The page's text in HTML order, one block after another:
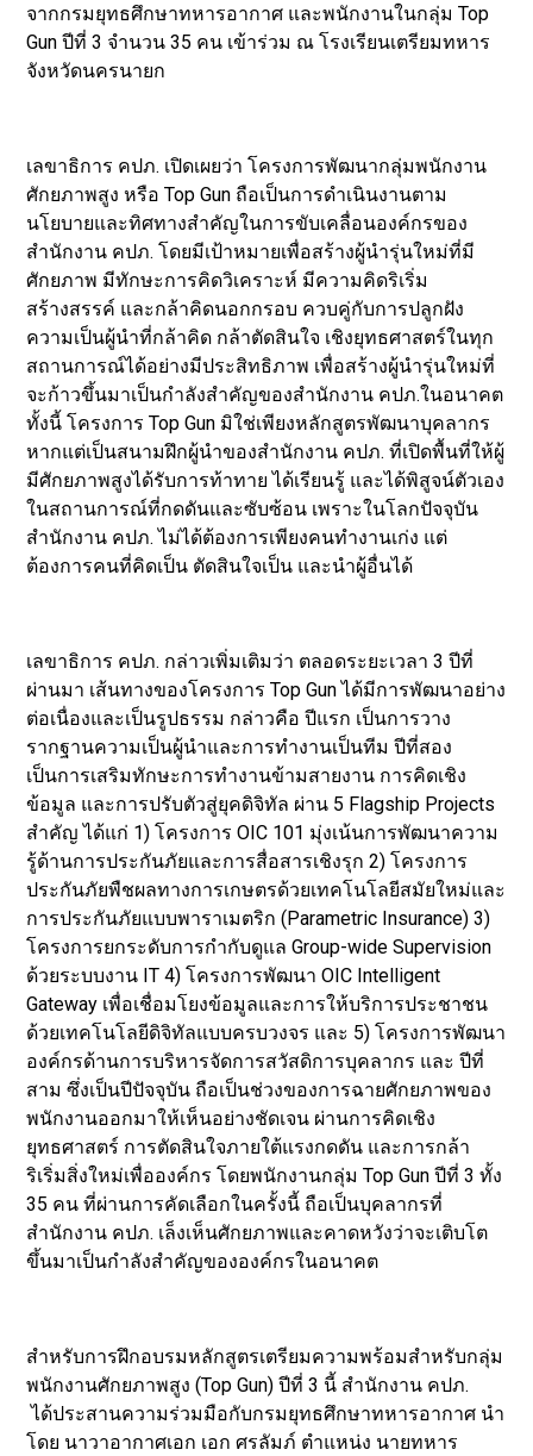
จากกรมยุทธศึกษาทหารอากาศ และพนักงานในกลุ่ม Top
Gun ปีที่ 3 จำนวน 35 คน เข้าร่วม ณ โรงเรียนเตรียมทหาร
จังหวัดนครนายก
เลขาธิการ คปภ. เปิดเผยว่า โครงการพัฒนากลุ่มพนักงาน
ศักยภาพสูง หรือ Top Gun ถือเป็นการดำเนินงานตาม
นโยบายและทิศทางสำคัญในการขับเคลื่อนองค์กรของ
สำนักงาน คปภ. โดยมีเป้าหมายเพื่อสร้างผู้นำรุ่นใหม่ที่มี
ศักยภาพ มีทักษะการคิดวิเคราะห์ มีความคิดริเริ่ม
สร้างสรรค์ และกล้าคิดนอกกรอบ ควบคู่กับการปลูกฝัง
ความเป็นผู้นำที่กล้าคิด กล้าตัดสินใจ เชิงยุทธศาสตร์ในทุก
สถานการณ์ได้อย่างมีประสิทธิภาพ เพื่อสร้างผู้นำรุ่นใหม่ที่
จะก้าวขึ้นมาเป็นกำลังสำคัญของสำนักงาน คปภ.ในอนาคต
ทั้งนี้ โครงการ Top Gun มิใช่เพียงหลักสูตรพัฒนาบุคลากร
หากแต่เป็นสนามฝึกผู้นำของสำนักงาน คปภ. ที่เปิดพื้นที่ให้ผู้
มีศักยภาพสูงได้รับการท้าทาย ได้เรียนรู้ และได้พิสูจน์ตัวเอง
ในสถานการณ์ที่กดดันและซับซ้อน เพราะในโลกปัจจุบัน
สำนักงาน คปภ. ไม่ได้ต้องการเพียงคนทำงานเก่ง แต่
ต้องการคนที่คิดเป็น ตัดสินใจเป็น และนำผู้อื่นได้
เลขาธิการ คปภ. กล่าวเพิ่มเติมว่า ตลอดระยะเวลา 3 ปีที่
ผ่านมา เส้นทางของโครงการ Top Gun ได้มีการพัฒนาอย่าง
ต่อเนื่องและเป็นรูปธรรม กล่าวคือ ปีแรก เป็นการวาง
รากฐานความเป็นผู้นำและการทำงานเป็นทีม ปีที่สอง
เป็นการเสริมทักษะการทำงานข้ามสายงาน การคิดเชิง
ข้อมูล และการปรับตัวสู่ยุคดิจิทัล ผ่าน 5 Flagship Projects
สำคัญ ได้แก่ 1) โครงการ OIC 101 มุ่งเน้นการพัฒนาความ
รู้ด้านการประกันภัยและการสื่อสารเชิงรุก 2) โครงการ
ประกันภัยพืชผลทางการเกษตรด้วยเทคโนโลยีสมัยใหม่และ
การประกันภัยแบบพาราเมตริก (Parametric Insurance) 3)
โครงการยกระดับการกำกับดูแล Group-wide Supervision
ด้วยระบบงาน IT 4) โครงการพัฒนา OIC Intelligent
Gateway เพื่อเชื่อมโยงข้อมูลและการให้บริการประชาชน
ด้วยเทคโนโลยีดิจิทัลแบบครบวงจร และ 5) โครงการพัฒนา
องค์กรด้านการบริหารจัดการสวัสดิการบุคลากร และ ปีที่
สาม ซึ่งเป็นปีปัจจุบัน ถือเป็นช่วงของการฉายศักยภาพของ
พนักงานออกมาให้เห็นอย่างชัดเจน ผ่านการคิดเชิง
ยุทธศาสตร์ การตัดสินใจภายใต้แรงกดดัน และการกล้า
ริเริ่มสิ่งใหม่เพื่อองค์กร โดยพนักงานกลุ่ม Top Gun ปีที่ 3 ทั้ง
35 คน ที่ผ่านการคัดเลือกในครั้งนี้ ถือเป็นบุคลากรที่
สำนักงาน คปภ. เล็งเห็นศักยภาพและคาดหวังว่าจะเติบโต
ขึ้นมาเป็นกำลังสำคัญขององค์กรในอนาคต
สำหรับการฝึกอบรมหลักสูตรเตรียมความพร้อมสำหรับกลุ่ม
พนักงานศักยภาพสูง (Top Gun) ปีที่ 3 นี้ สำนักงาน คปภ.
ได้ประสานความร่วมมือกับกรมยุทธศึกษาทหารอากาศ นำ
โดย นาวาอากาศเอก เอก ศรลัมภ์ ตำแหน่ง นายทหาร